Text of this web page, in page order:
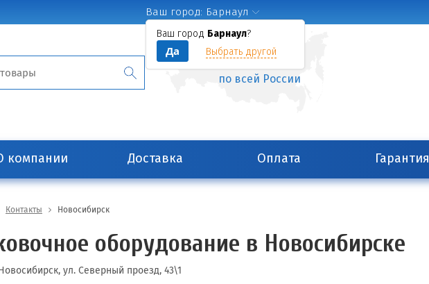
Ваш город: Барнаул
Ваш город Барнаул?
Да Выбрать другой
ДОСТАВКА
по всей России
компании Доставка Оплата Гарантия
Контакты Новосибирск
оборудование в Новосибирске
ул. Северный проезд, 43\1